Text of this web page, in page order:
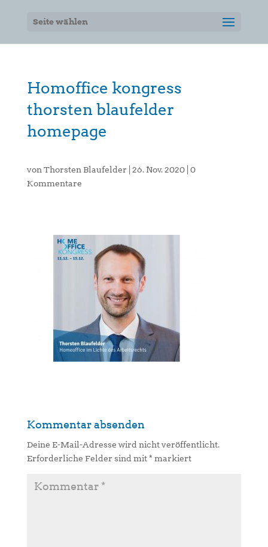
Seite wählen
Homoffice kongress
thorsten blaufelder
homepage
von Thorsten Blaufelder 26. Nov. 2020| 0
Kommentare
Kommentar absenden
Deine E-Mail-Adresse wird nicht veröffentlicht.
Erforderliche Felder sind mit* markiert